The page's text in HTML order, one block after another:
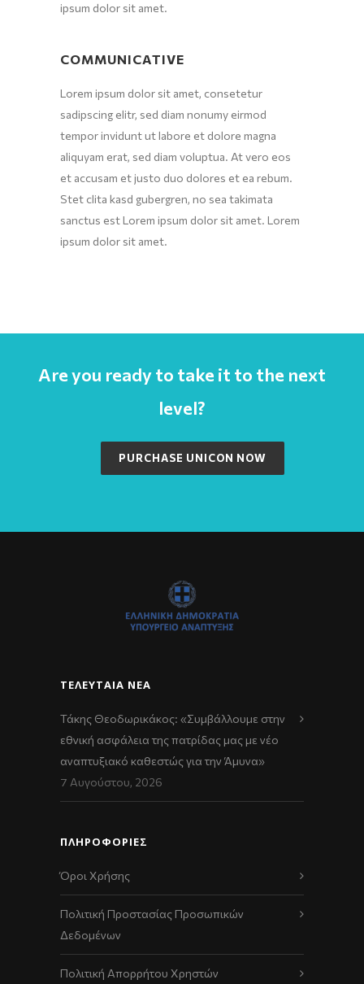
ipsum dolor sit amet.
COMMUNICATIVE
Lorem ipsum dolor sit amet, consetetur
sadipscing elitr, sed diam nonumy eirmod
tempor invidunt ut labore et dolore magna
aliquyam erat, sed diam voluptua. At vero eos
et accusam et justo duo dolores et ea rebum.
Stet clita kasd gubergren, no sea takimata
sanctus est Lorem ipsum dolor sit amet. Lorem
ipsum dolor sit amet.
Are you ready to take it to the next
level?
PURCHASE UNICON NOW
ΤΕΛΕΥΤΑΊΑ ΝΈΑ
Τάκης Θεοδωρικάκος: «Συμβάλλουμε στην
εθνική ασφάλεια της πατρίδας μας με νέο
αναπτυξιακό καθεστώς για την Άμυνα»
7 Αυγούστου, 2026
ΠΛΗΡΟΦΟΡΙΕΣ
Όροι Χρήσης
Πολιτική Προστασίας Προσωπικών
Δεδομένων
Πολιτική Απορρήτου Χρηστών